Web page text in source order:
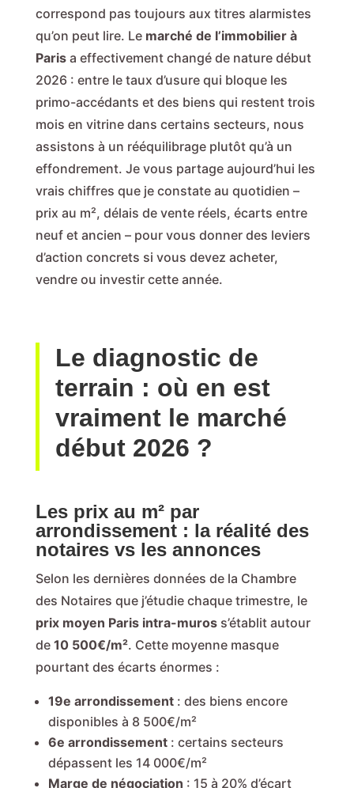
correspond pas toujours aux titres alarmistes
qu’on peut lire. Le marché de l’immobilier à
Parisa effectivement changé de nature début
2026 : entre le taux d’usure qui bloque les
primo-accédants et des biens qui restent trois
mois en vitrine dans certains secteurs, nous
assistons à un rééquilibrage plutôt qu’à un
effondrement. Je vous partage aujourd’hui les
vrais chiffres que je constate au quotidien –
prix au m², délais de vente réels, écarts entre
neuf et ancien – pour vous donner des leviers
d’action concrets si vous devez acheter,
vendre ou investir cette année.
Le diagnostic de
terrain : où en est
vraiment le marché
début 2026 ?
Les prix au m² par
arrondissement : la réalité des
notaires vs les annonces
Selon les dernières données de la Chambre
des Notaires que j’étudie chaque trimestre, le
prix moyen Paris intra-muross’établit autour
de 10 500€/m². Cette moyenne masque
pourtant des écarts énormes :
19e arrondissement: des biens encore
disponibles à 8 500€/m²
6e arrondissement: certains secteurs
dépassent les 14 000€/m²
Marge de négociation : 15 à 20% d’écart